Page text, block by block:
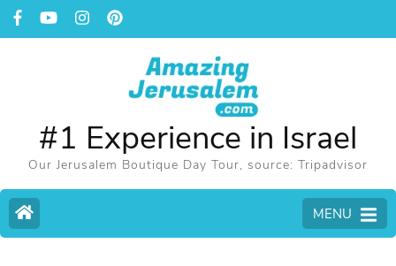
#1 Experience in Israel
Our Jerusalem Boutique Day Tour, source: Tripadvisor
MENU